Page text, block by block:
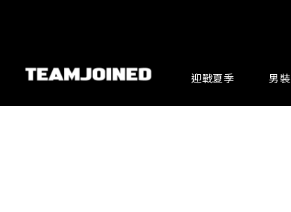
迎戰夏季 男裝